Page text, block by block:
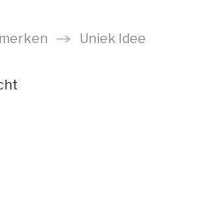
Uniek Idee